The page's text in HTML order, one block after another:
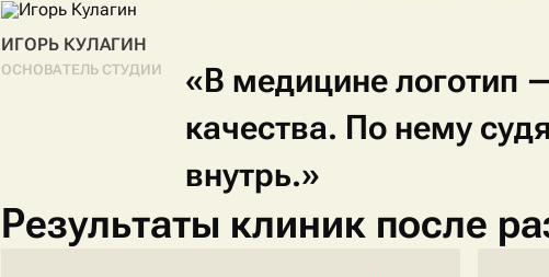
ИГОРЬ КУЛАГИН
ОСНОВАТЕЛЬ СТУДИИ «В медицинелоготип
качества. По нему
внутрь.»
Результаты клиник после